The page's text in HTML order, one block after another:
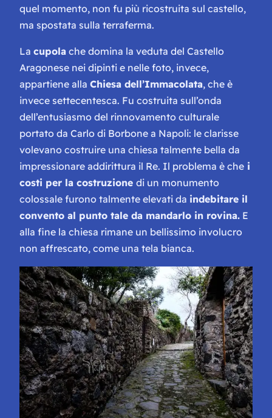
quel momento, non fu più ricostruita sul castello,
ma spostata sulla terraferma.
La cupola che domina la veduta del Castello
Aragonese nei dipinti e nelle foto, invece,
appartiene alla Chiesa dell’Immacolata, che è
invece settecentesca. Fu costruita sull’onda
dell’entusiasmo del rinnovamento culturale
portato da Carlo di Borbone a Napoli: le clarisse
volevano costruire una chiesa talmente bella da
impressionare addirittura il Re. Il problema è che i
costi per la costruzione di un monumento
colossale furono talmente elevati da indebitare il
convento al punto tale da mandarlo in rovina. E
alla fine la chiesa rimane un bellissimo involucro
non affrescato, come una tela bianca.